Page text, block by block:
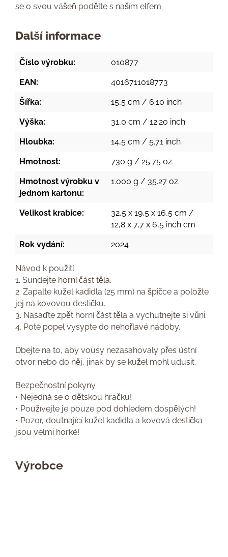
se o svou vášeň podělte s naším elfem.
Další informace
Číslo výrobku: 010877
EAN: 4016711018773
Šířka: 15,5 cm / 6.10 inch
Výška: 31,0 cm / 12.20 inch
Hloubka: 14,5 cm / 5.71 inch
Hmotnost: 730 g / 25.75 oz.
Hmotnost výrobku v
jednom kartonu:
1.000 g / 35.27 oz.
Velikost krabice:
32,5 x 19,5 x 16,5 cm /
12,8 x 7,7 x 6,5 inch cm
Rok vydání: 2024
Návod k použití
1. Sundejte horní část těla.
2. Zapalte kužel kadidla (25 mm) na špičce a položte
jej na kovovou destičku.
3. Nasaďte zpět horní část těla a vychutnejte si vůni.
4. Poté popel vysypte do nehořlavé nádoby.
Dbejte na to, aby vousy nezasahovaly přes ústní
otvor nebo do něj, jinak by se kužel mohl udusit.
Bezpečnostní pokyny
• Nejedná se o dětskou hračku!
• Používejte je pouze pod dohledem dospělých!
• Pozor, doutnající kužel kadidla a kovová destička
jsou velmi horké!
Výrobce